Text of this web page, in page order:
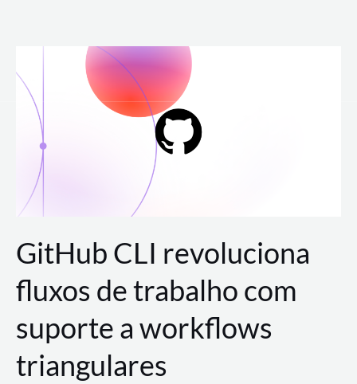
para
conteúdo
GitHub CLI revoluciona
fluxos de trabalho com
suporte a workflows
triangulares